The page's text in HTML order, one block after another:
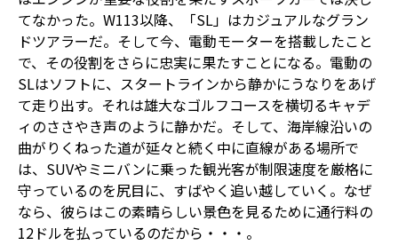
てなかった。W113以降、「SL」はカジュアルなグラン
ドツアラーだ。そして今、電動モーターを搭載したこと
で、その役割をさらに忠実に果たすことになる。電動の
SLはソフトに、スタートラインから静かにうなりをあげ
て走り出す。それは雄大なゴルフコースを横切るキャデ
ィのささやき声のように静かだ。そして、海岸線沿いの
曲がりくねった道が延々と続く中に直線がある場所で
は、SUVやミニバンに乗った観光客が制限速度を厳格に
守っているのを尻目に、すばやく追い越していく。なぜ
なら、彼らはこの素晴らしい景色を見るために通行料の
12ドルを払っているのだから・・・。